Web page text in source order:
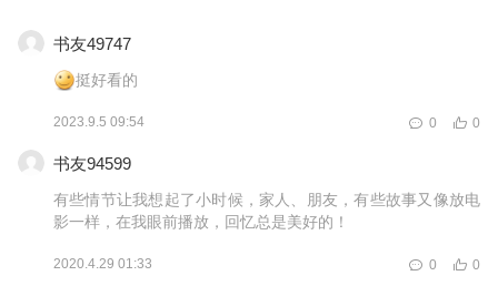
书友49747
挺好看的
2023.9.5 09:54 0
0
书友94599
有些情节让我想起了小时候，家人、朋友，有些故事又像放电
影一样，在我眼前播放，回忆总是美好的！
2020.4.29 01:33 0
0